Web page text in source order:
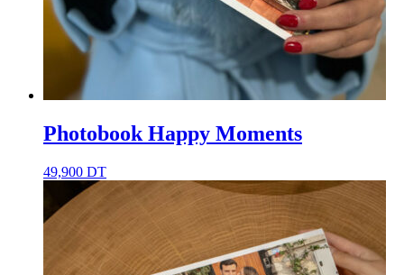
Photobook Happy Moments
49,900 DT